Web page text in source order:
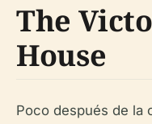
The
House
Poco después de la